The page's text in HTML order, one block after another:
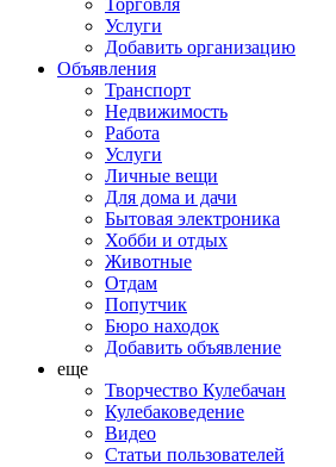
Торговля
Услуги
Добавить организацию
Объявления
Транспорт
Недвижимость
Работа
Услуги
Личные вещи
Для дома и дачи
Бытовая электроника
Хобби и отдых
Животные
Отдам
Попутчик
Бюро находок
Добавить объявление
еще
Творчество Кулебачан
Кулебаковедение
Видео
Статьи пользователей